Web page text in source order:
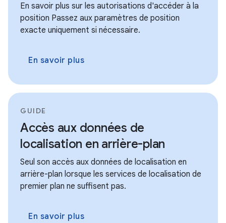
En savoir plus sur les autorisations d'accéder à la
position Passez aux paramètres de position
exacte uniquement si nécessaire.
En savoir plus
GUIDE
Accès aux données de
localisation en arrière-plan
Seul son accès aux données de localisation en
arrière-plan lorsque les services de localisation de
premier plan ne suffisent pas.
En savoir plus